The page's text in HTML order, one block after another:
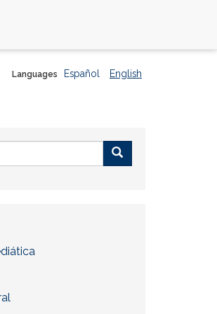
Languages Español English